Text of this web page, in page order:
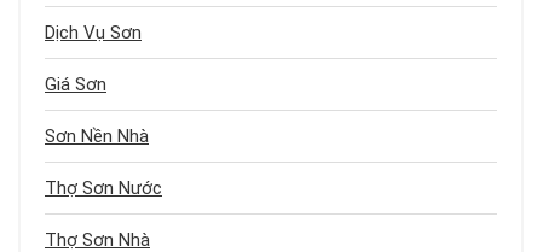
Dịch Vụ Sơn
Giá Sơn
Sơn Nền Nhà
Thợ Sơn Nước
Thợ Sơn Nhà